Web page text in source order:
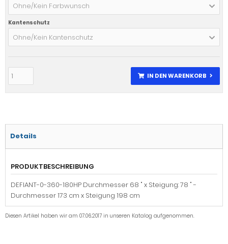
Ohne/Kein Farbwunsch
Kantenschutz
Ohne/Kein Kantenschutz
IN DEN WARENKORB
Details
PRODUKTBESCHREIBUNG
DEFIANT-0-360-180HP Durchmesser 68 " x Steigung: 78 " -
Durchmesser 173 cm x Steigung 198 cm
Diesen Artikel haben wir am 07.06.2017 in unseren Katalog aufgenommen.